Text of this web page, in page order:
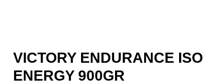
VICTORY ENDURANCE ISO
ENERGY 900GR